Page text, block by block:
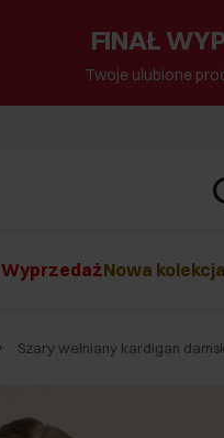
FINAŁ
Twoje ulubione
WyprzedażNowa kolekcja
Szary wełniany kardigan